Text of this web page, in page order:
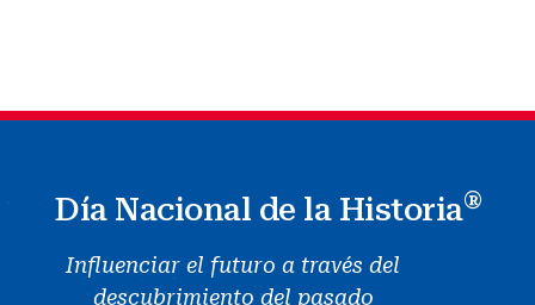
Día Nacional de la Historia®
Influenciar el futuro a través del
descubrimiento del pasado